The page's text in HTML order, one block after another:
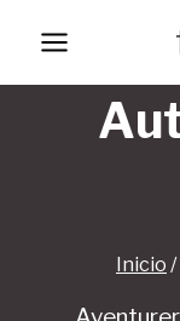
contenido
Inicio /